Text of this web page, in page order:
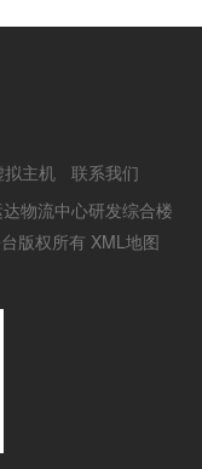
拟主机
联系我们
物流中心研发综合楼
版权所有 XML地图